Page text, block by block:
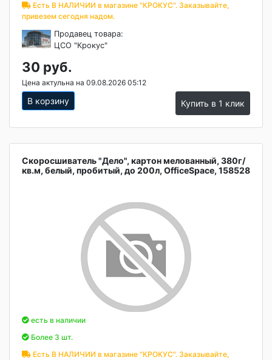
Есть В НАЛИЧИИ в магазине "КРОКУС". Заказывайте,
привезем сегодня надом.
Продавец товара:
ЦСО "Крокус"
30 руб.
Цена актульна на 09.08.2026 05:12
В корзину Купить в 1 клик
Скоросшиватель "Дело", картон мелованный, 380г/
кв.м, белый, пробитый, до 200л, OfficeSpace, 158528
есть в наличии
Более 3 шт.
Есть В НАЛИЧИИ в магазине "КРОКУС". Заказывайте,